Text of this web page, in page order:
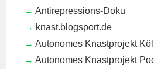
Antirepressions-Doku
knast.blogsport.de
Autonomes Knastprojekt
Autonomes Knastprojekt